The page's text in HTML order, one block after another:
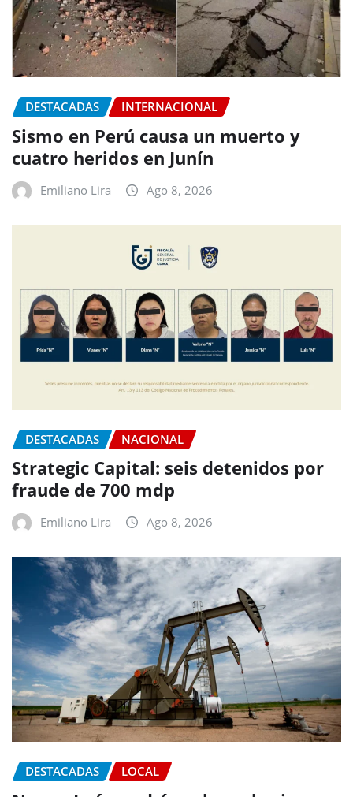
DESTACADAS INTERNACIONAL
Sismo en Perú causa un muerto y
cuatro heridos en Junín
Emiliano Lira Ago 8, 2026
DESTACADAS NACIONAL
Strategic Capital: seis detenidos por
fraude de 700 mdp
Emiliano Lira Ago 8, 2026
DESTACADAS LOCAL